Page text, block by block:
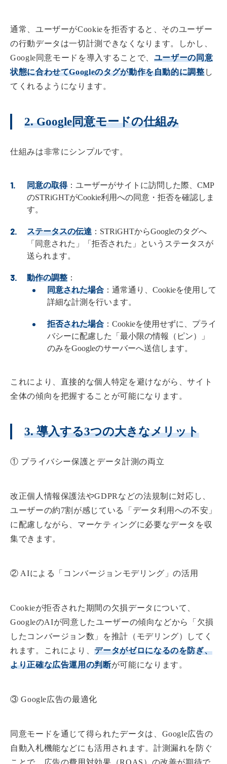
通常、ユーザーがCookieを拒否すると、そのユーザー
の行動データは一切計測できなくなります。しかし、
Google同意モードを導入することで、 ユーザーの同意
状態に合わせてGoogleのタグが動作を自動的に調整し
てくれるようになります。
2. Google同意モードの仕組み
仕組みは非常にシンプルです。
同意の取得：ユーザーがサイトに訪問した際、CMP
のSTRiGHTがCookie利用への同意・拒否を確認しま
す。
ステータスの伝達 ：STRiGHTからGoogleのタグへ
「同意された」「拒否された」というステータスが
送られます。
動作の調整 ：
同意された場合 ：通常通り、Cookieを使用して
詳細な計測を行います。
拒否された場合 ：Cookieを使用せずに、プライ
バシーに配慮した「最小限の情報（ピン）」
のみをGoogleのサーバーへ送信します。
これにより、直接的な個人特定を避けながら、サイト
全体の傾向を把握することが可能になります。
3. 導入する3つの大きなメリット
① プライバシー保護とデータ計測の両立
改正個人情報保護法やGDPRなどの法規制に対応し、
ユーザーの約7割が感じている「データ利用への不安」
に配慮しながら、マーケティングに必要なデータを収
集できます。
② AIによる「コンバージョンモデリング」の活用
Cookieが拒否された期間の欠損データについて、
GoogleのAIが同意したユーザーの傾向などから「欠損
したコンバージョン数」を推計（モデリング）してく
れます。これにより、データがゼロになるのを防ぎ、
より正確な広告運用の判断が可能になります。
③ Google広告の最適化
同意モードを通じて得られたデータは、Google広告の
自動入札機能などにも活用されます。計測漏れを防ぐ